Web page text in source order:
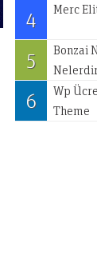
4 Merc
5
Bonzai
6
Wp
Theme